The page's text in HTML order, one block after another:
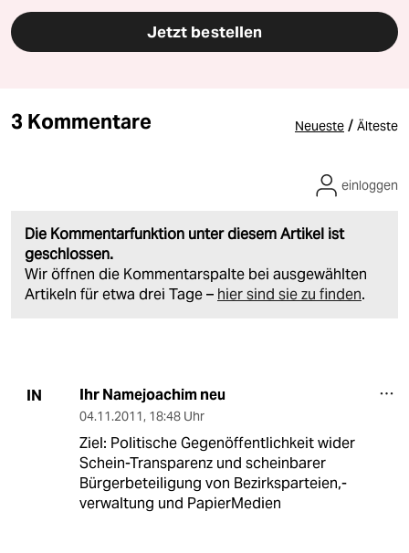
Jetzt bestellen
3 Kommentare Neueste / Älteste
Die Kommentarfunktion unter diesem Artikel ist
geschlossen.
Wir öffnen die Kommentarspalte bei ausgewählten
Artikeln für etwa drei Tage – hier sind sie zu finden.
einloggen
IN Ihr Namejoachim neu
04.11.2011, 18:48 Uhr
Ziel: Politische Gegenöffentlichkeit wider
Schein-Transparenz und scheinbarer
Bürgerbeteiligung von Bezirksparteien,-
verwaltung und PapierMedien